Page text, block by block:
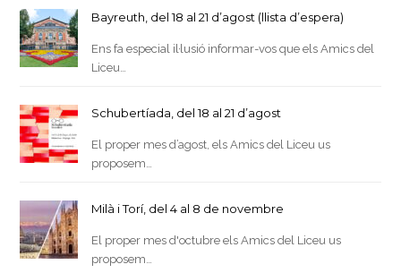
Bayreuth, del 18 al 21 d’agost (llista d’espera)
Ens fa especial il·lusió informar-vos que els Amics del
Liceu…
Schubertíada, del 18 al 21 d’agost
El proper mes d’agost, els Amics del Liceu us
proposem…
Milà i Torí, del 4 al 8 de novembre
El proper mes d'octubre els Amics del Liceu us
proposem…